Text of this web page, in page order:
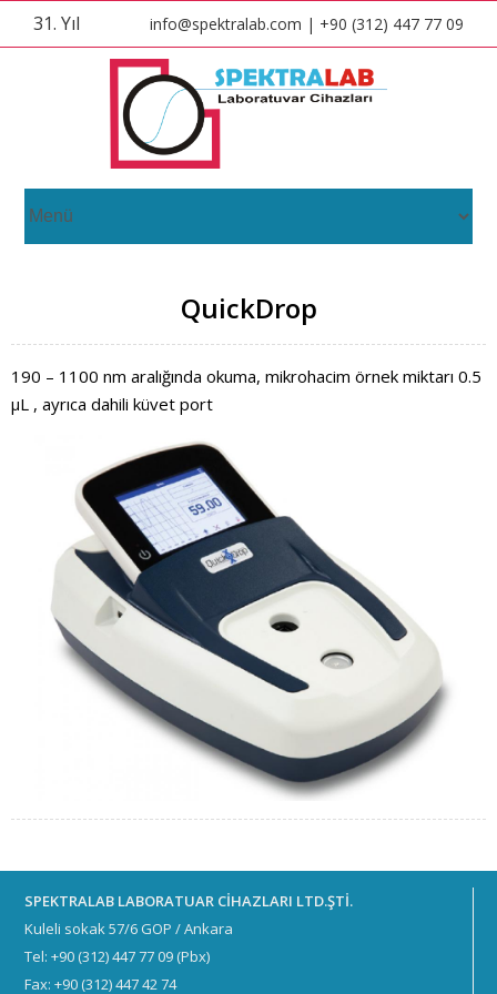
31. Yıl info@spektralab.com | +90 (312) 447 77 09
QuickDrop
190 – 1100 nm aralığında okuma, mikrohacim örnek miktarı 0.5
μL , ayrıca dahili küvet port
SPEKTRALAB LABORATUAR CİHAZLARI LTD.ŞTİ.
Kuleli sokak 57/6 GOP / Ankara
Tel: +90 (312) 447 77 09 (Pbx)
Fax: +90 (312) 447 42 74